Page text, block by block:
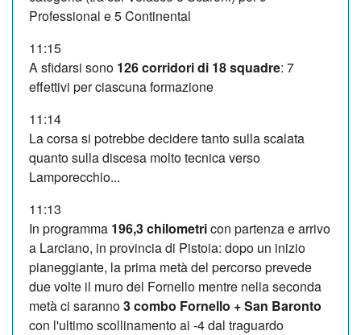
Professional e 5 Continental
11:15
A sfidarsi sono 126 corridori di 18 squadre: 7
effettivi per ciascuna formazione
11:14
La corsa si potrebbe decidere tanto sulla scalata
quanto sulla discesa molto tecnica verso
Lamporecchio...
11:13
In programma 196,3 chilometricon partenza e arrivo
a Larciano, in provincia di Pistoia: dopo un inizio
pianeggiante, la prima metà del percorso prevede
due volte il muro del Fornello mentre nella seconda
metà ci saranno3 combo Fornello + San Baronto
con l'ultimo scollinamento ai -4 dal traguardo